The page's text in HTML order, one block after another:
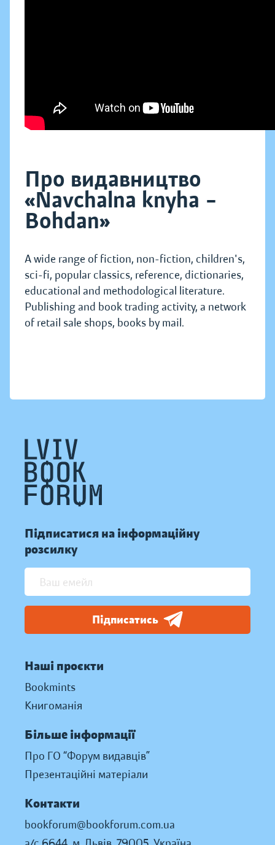
Про видавництво
«Navchalna knyha –
Bohdan»
A wide range of fiction, non-fiction, children's,
sci-fi, popular classics, reference, dictionaries,
educational and methodological literature.
Publishing and book trading activity, a network
of retail sale shops, books by mail.
Підписатися на інформаційну
розсилку
Підписатись
Наші проєкти
Bookmints
Книгоманія
Більше інформації
Про ГО “Форум видавців”
Презентаційні матеріали
Контакти
bookforum@bookforum.com.ua